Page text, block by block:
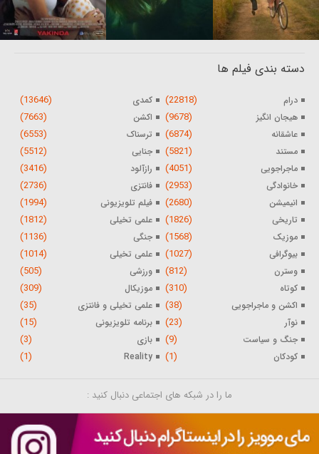
دسته بندی فیلم ها
درام (22818) کمدی (13646)
هیجان انگیز (9678) اکشن (7663)
عاشقانه (6874) ترسناک (6553)
مستند (5821) جنایی (5512)
ماجراجویی (4051) رازآلود (3416)
خانوادگی (2953) فانتزی (2736)
انیمیشن (2680) فیلم تلویزیونی (1994)
تاریخی (1826) علمی تخیلی (1812)
موزیک (1568) جنگی (1136)
بیوگرافی (1027) علمی تخیلی (1014)
وسترن (812) ورزشی (505)
کوتاه (310) موزیکال (309)
اکشن و ماجراجویی (38) علمی تخیلی و فانتزی (35)
نوآر (23) برنامه تلویزیونی (15)
جنگ و سیاست (9) بازی (3)
کودکان (1)
Reality
(1)
ما را در شبکه های اجتماعی دنبال کنید :